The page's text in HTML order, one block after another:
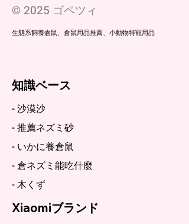
© 2025 ゴペツィ
生態系飼養倉鼠、倉鼠用品推薦、小動物特寵用品
知識ベース
- 沙漠沙
- 推薦ネズミ砂
- いかに養倉鼠
- 倉ネズミ能吃什麼
- 木くず
Xiaomiブランド